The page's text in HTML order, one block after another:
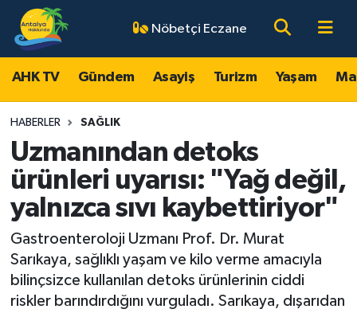
Nöbetçi Eczane
AHK TV Gündem Asayiş Turizm Yaşam
HABERLER SAĞLIK
Uzmanından detoks
ürünleri uyarısı: "Yağ değil,
yalnızca sıvı kaybettiriyor"
Gastroenteroloji Uzmanı Prof. Dr. Murat
Sarıkaya, sağlıklı yaşam ve kilo verme amacıyla
bilinçsizce kullanılan detoks ürünlerinin ciddi
riskler barındırdığını vurguladı. Sarıkaya, dışarıdan
AHK TV
Gündem
Turizm
Magazin
Ekonomi
Antalya Nöbetçi Eczaneler
Antalya Hava Durumu
Antalya Namaz Vakitleri
Antalya Trafik Yoğunluk Haritası
Süper Lig Puan Durumu ve Fikstür
Tüm Manşetler
Son Dakika Haberleri